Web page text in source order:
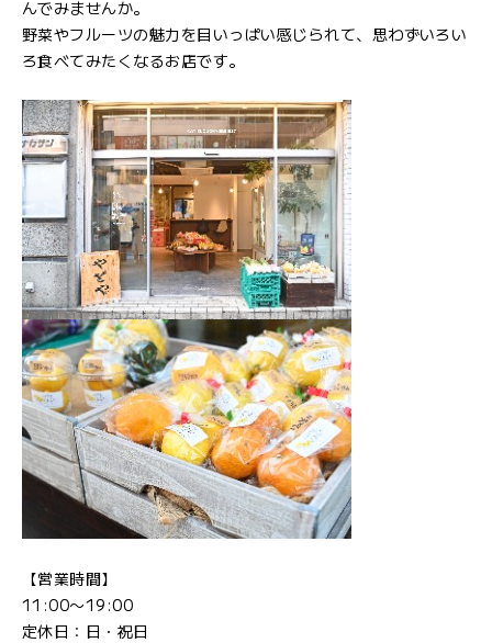
んでみませんか。
野菜やフルーツの魅力を目いっぱい感じられて、思わずいろい
ろ食べてみたくなるお店です。
【営業時間】
11:00〜19:00
定休日：日・祝日